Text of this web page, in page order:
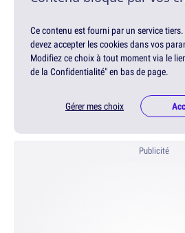
Ce contenu est fourni par un service
devez accepter les cookies dans vos
Modifiez ce choix à tout moment via le
de la Confidentialité" en bas de page.
Gérer mes choix
Publicité